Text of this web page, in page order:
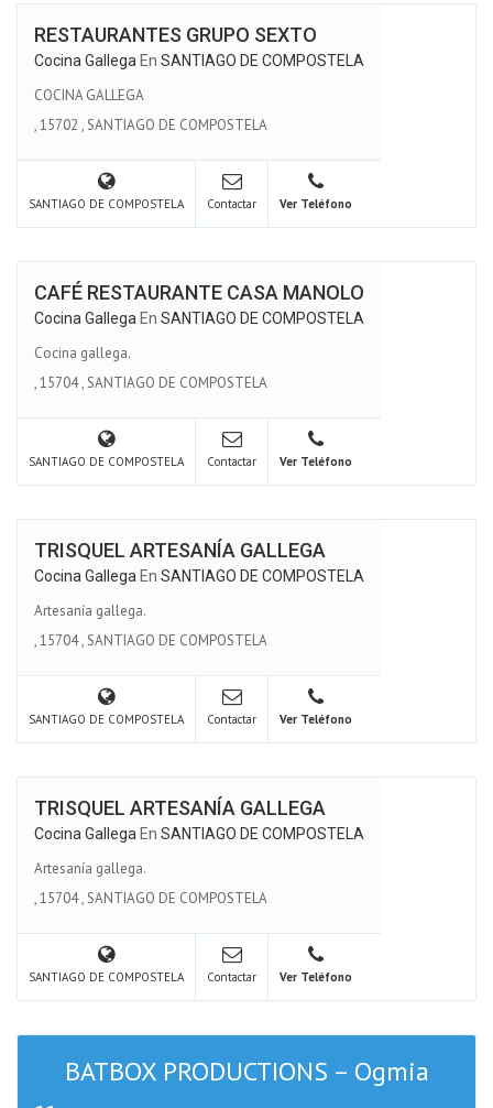
RESTAURANTES GRUPO SEXTO
Cocina Gallega En SANTIAGO DE COMPOSTELA
COCINA GALLEGA
,15702 ,SANTIAGO DE COMPOSTELA
SANTIAGO DE COMPOSTELA Contactar Ver Teléfono
CAFÉ RESTAURANTE CASA MANOLO
Cocina Gallega En SANTIAGO DE COMPOSTELA
Cocina gallega.
,15704,SANTIAGO DE COMPOSTELA
SANTIAGO DE COMPOSTELA Contactar Ver Teléfono
TRISQUEL ARTESANÍA GALLEGA
Cocina Gallega En SANTIAGO DE COMPOSTELA
Artesanía gallega.
,15704,SANTIAGO DE COMPOSTELA
SANTIAGO DE COMPOSTELA Contactar Ver Teléfono
TRISQUEL ARTESANÍA GALLEGA
Cocina Gallega En SANTIAGO DE COMPOSTELA
Artesanía gallega.
,15704,SANTIAGO DE COMPOSTELA
SANTIAGO DE COMPOSTELA Contactar Ver Teléfono
BATBOX PRODUCTIONS – Ogmia